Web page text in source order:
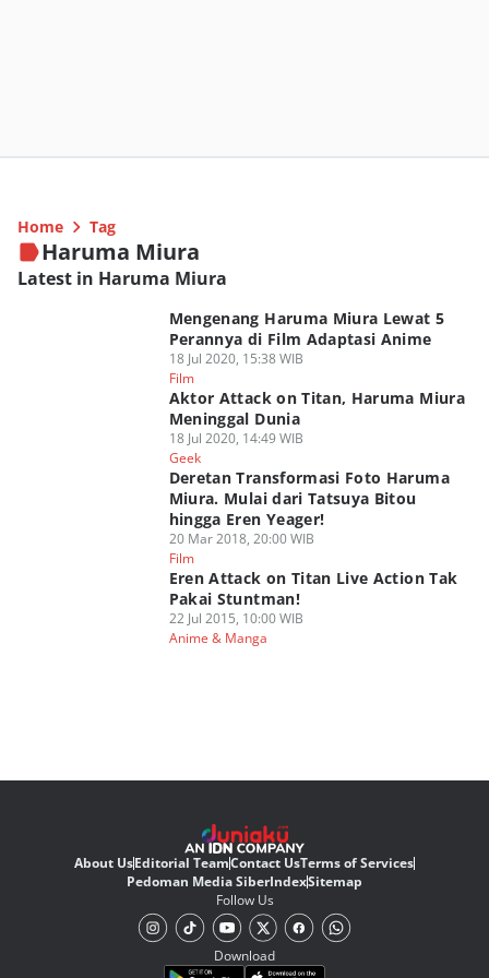
Home Tag
Haruma Miura
Latest in Haruma Miura
Mengenang Haruma Miura Lewat 5
Perannya di Film Adaptasi Anime
18 Jul 2020, 15:38 WIB
Film
Aktor Attack on Titan, Haruma Miura
Meninggal Dunia
18 Jul 2020, 14:49 WIB
Geek
Deretan Transformasi Foto Haruma
Miura. Mulai dari Tatsuya Bitou
hingga Eren Yeager!
20 Mar 2018, 20:00 WIB
Film
Eren Attack on Titan Live Action Tak
Pakai Stuntman!
22 Jul 2015, 10:00 WIB
Anime & Manga
About UsEditorial TeamContact UsTerms of Services
Pedoman Media SiberIndexSitemap
Follow Us
Download